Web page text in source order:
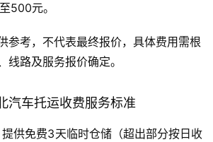
500元。
参考，不代表最终报价，具体费用需根
线路及服务报价确定。
汽车托运收费服务标准
提供免费3天临时仓储（超出部分按日收